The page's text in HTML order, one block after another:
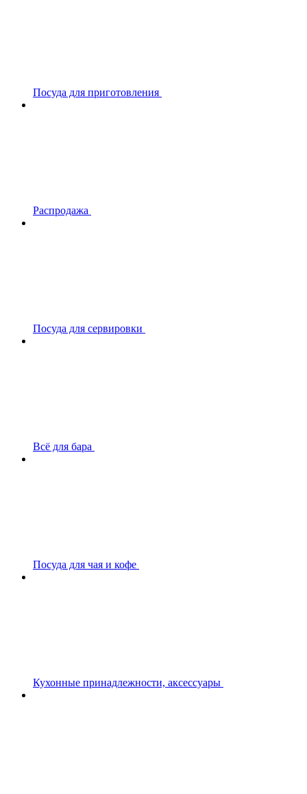
Посуда для приготовления
Распродажа
Посуда для сервировки
Всё для бара
Посуда для чая и кофе
Кухонные принадлежности, аксессуары